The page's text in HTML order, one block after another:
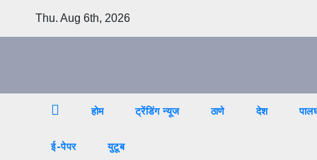
Thu. Aug 6th, 2026
होम ट्रेंडिंग न्यूज ठाणे देश
ई-पेपर युटूब